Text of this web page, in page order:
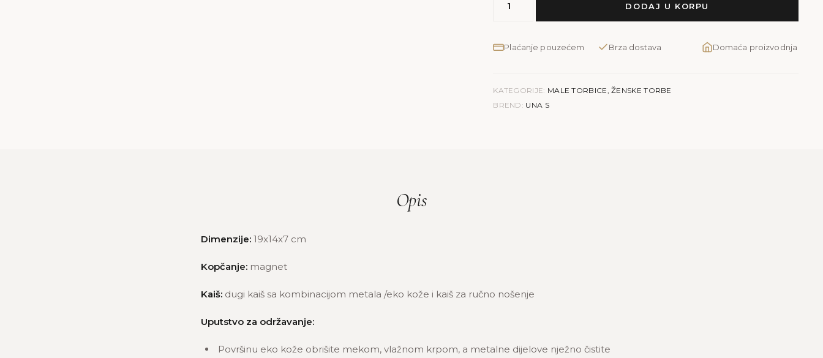
UNA
količina
DODAJ U KORPU
Plaćanje pouzećem Brza dostava Domaća proizvodnja
KATEGORIJE: MALE TORBICE,ŽENSKE TORBE
BREND: UNA S
Opis
Dimenzije: 19x14x7 cm
Kopčanje: magnet
Kaiš: dugi kaiš sa kombinacijom metala /eko kože i kaiš za ručno nošenje
Uputstvo za održavanje:
Površinu eko kože obrišite mekom, vlažnom krpom, a metalne dijelove nježno čistite